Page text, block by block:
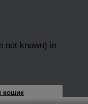
not known) in
кошик